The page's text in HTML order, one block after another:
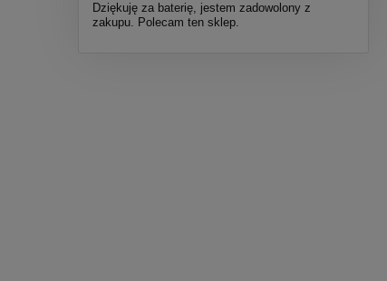
Dziękuję za baterię, jestem zadowolony z
zakupu. Polecam ten sklep.